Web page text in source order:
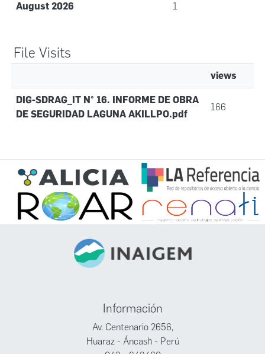
August 2026 1
File Visits
views
DIG-SDRAG_IT N° 16. INFORME DE OBRA
DE SEGURIDAD LAGUNA AKILLPO.pdf
166
Información
Av. Centenario 2656,
Huaraz - Áncash - Perú